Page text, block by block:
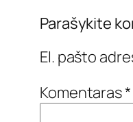
Parašykite
El. pašto
Komentaras*